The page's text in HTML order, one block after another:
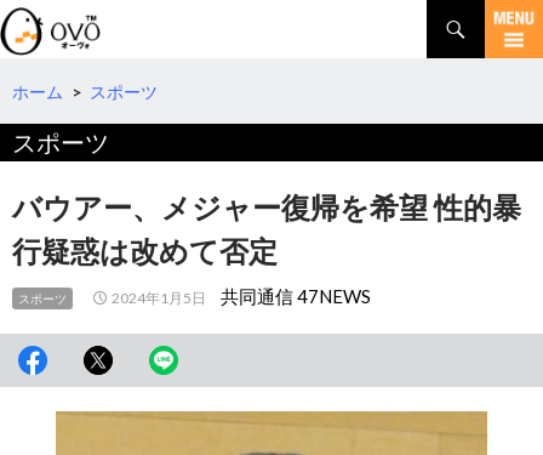
検
索
コ
テ
へ
動
ホーム > スポーツ
スポーツ
バウアー、メジャー復帰を希望 性的暴
行疑惑は改めて否定
スポーツ 2024年1月5日 共同通信 47NEWS